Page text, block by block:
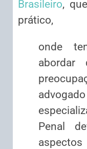
Brasileiro,
prático,
onde
abordar
Penal